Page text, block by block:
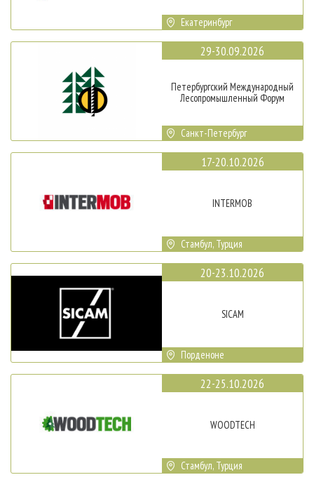
Екатеринбург
29-30.09.2026
Петербургский Международный
Лесопромышленный Форум
Санкт-Петербург
17-20.10.2026
INTERMOB
Стамбул, Турция
20-23.10.2026
SICAM
Порденоне
22-25.10.2026
WOODTECH
Стамбул, Турция